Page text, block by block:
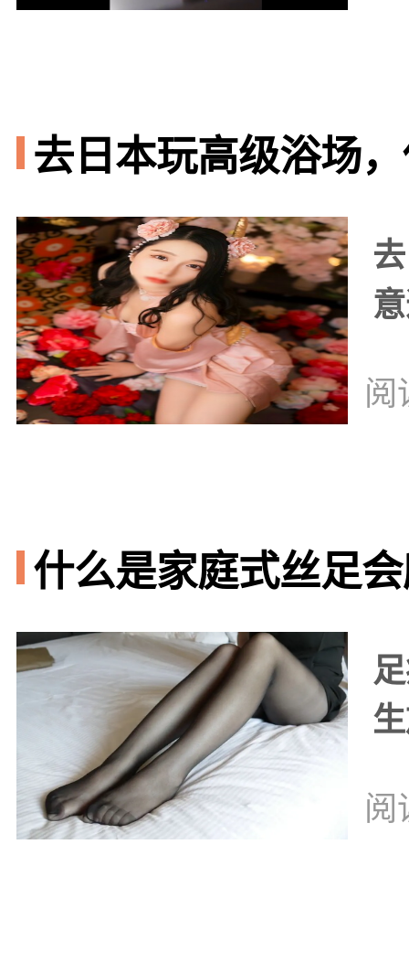
去日本玩高级浴场
阅
什么是家庭式丝足
阅